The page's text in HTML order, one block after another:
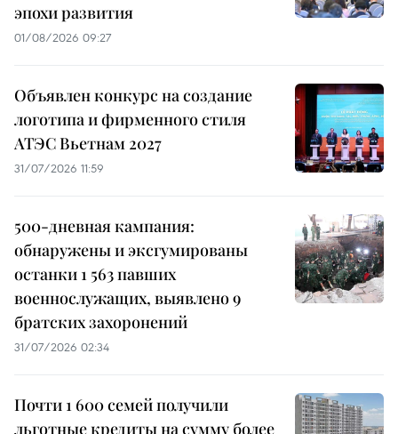
эпохи развития
01/08/2026 09:27
Объявлен конкурс на создание
логотипа и фирменного стиля
АТЭС Вьетнам 2027
31/07/2026 11:59
500-дневная кампания:
обнаружены и эксгумированы
останки 1 563 павших
военнослужащих, выявлено 9
братских захоронений
31/07/2026 02:34
Почти 1 600 семей получили
льготные кредиты на сумму более